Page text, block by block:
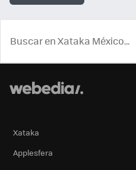
Xataka
Applesfera